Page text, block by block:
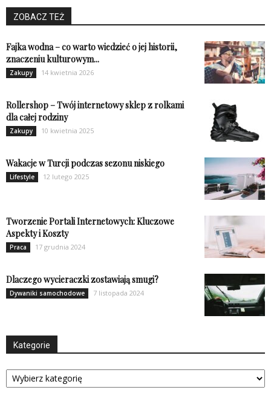
ZOBACZ TEŻ
Fajka wodna – co warto wiedzieć o jej historii,
znaczeniu kulturowym...
Zakupy 14 kwietnia 2026
Rollershop – Twój internetowy sklep z rolkami
dla całej rodziny
Zakupy 10 kwietnia 2025
Wakacje w Turcji podczas sezonu niskiego
Lifestyle 12 lutego 2025
Tworzenie Portali Internetowych: Kluczowe
Aspekty i Koszty
Praca 17 grudnia 2024
Dlaczego wycieraczki zostawiają smugi?
Dywaniki samochodowe 7 listopada 2024
Kategorie
Kategorie